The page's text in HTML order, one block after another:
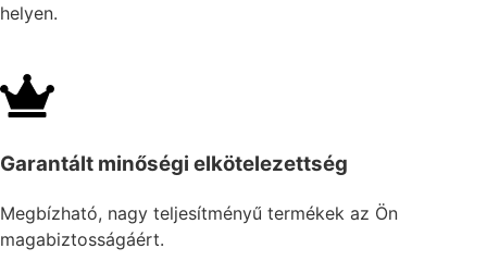
helyen.
Garantált minőségi elkötelezettség
Megbízható, nagy teljesítményű termékek az Ön
magabiztosságáért.